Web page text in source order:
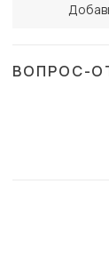
ВОПРОС-